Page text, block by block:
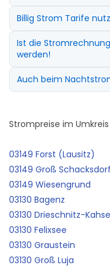
Billig Strom Tarife
Ist die
werden!
Auch beim
Strompreise im
03149 Forst (Lausitz)
03149 Groß
03149 Wiesengrund
03130 Bagenz
03130 Drieschnitz-
03130 Felixsee
03130 Graustein
03130 Groß Luja